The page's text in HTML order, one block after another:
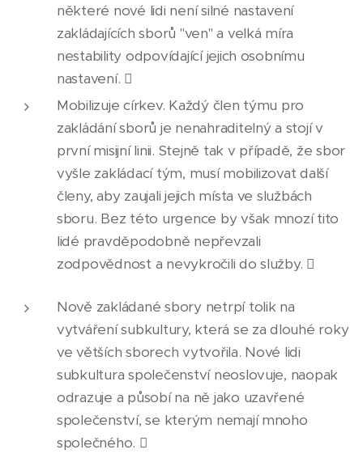
některé nové lidi není silné nastavení
zakládajících sborů "ven" a velká míra
nestability odpovídající jejich osobnímu
nastavení. 
Mobilizuje církev. Každý člen týmu pro
zakládání sborů je nenahraditelný a stojí v
první misijní linii. Stejně tak v případě, že sbor
vyšle zakládací tým, musí mobilizovat další
členy, aby zaujali jejich místa ve službách
sboru. Bez této urgence by však mnozí tito
lidé pravděpodobně nepřevzali
zodpovědnost a nevykročili do služby. 
Nově zakládané sbory netrpí tolik na
vytváření subkultury, která se za dlouhé roky
ve větších sborech vytvořila. Nové lidi
subkultura společenství neoslovuje, naopak
odrazuje a působí na ně jako uzavřené
společenství, se kterým nemají mnoho
společného. 